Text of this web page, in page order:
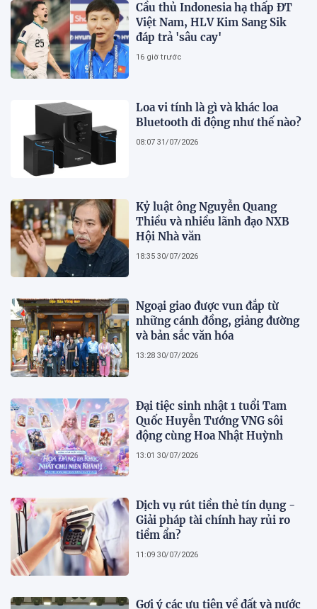
Cầu thủ Indonesia hạ thấp ĐT
Việt Nam, HLV Kim Sang Sik
đáp trả 'sâu cay'
16 giờ trước
Loa vi tính là gì và khác loa
Bluetooth di động như thế nào?
08:07 31/07/2026
Kỷ luật ông Nguyễn Quang
Thiều và nhiều lãnh đạo NXB
Hội Nhà văn
18:35 30/07/2026
Ngoại giao được vun đắp từ
những cánh đồng, giảng đường
và bản sắc văn hóa
13:28 30/07/2026
Đại tiệc sinh nhật 1 tuổi Tam
Quốc Huyễn Tướng VNG sôi
động cùng Hoa Nhật Huỳnh
13:01 30/07/2026
Dịch vụ rút tiền thẻ tín dụng -
Giải pháp tài chính hay rủi ro
tiềm ẩn?
11:09 30/07/2026
Gợi ý các ưu tiên về đất và nước